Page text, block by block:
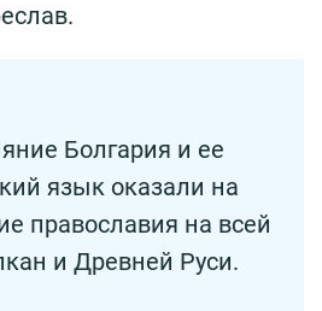
Болгария и ее
язык оказали на
православия на всей
и Древней Руси.